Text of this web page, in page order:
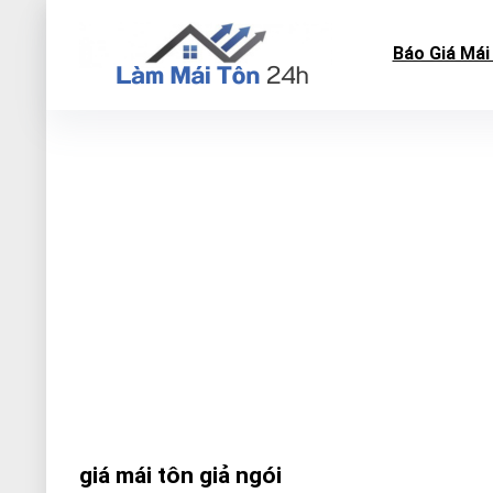
Báo Giá
giá mái tôn giả ngói